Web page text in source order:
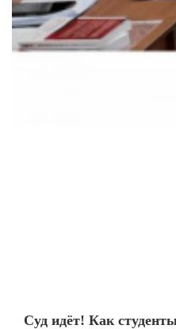
Суд идёт! Как